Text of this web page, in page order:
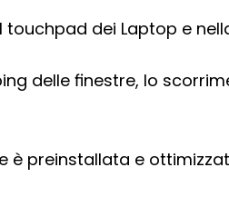
dei Laptop e
delle finestre, lo
è preinstallata e